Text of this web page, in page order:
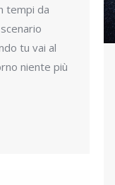
tempi da
tu vai al
niente più